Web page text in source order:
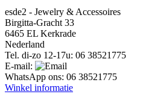
esde2 - Jewelry & Accessoires
Birgitta-Gracht 33
6465 EL Kerkrade
Nederland
Tel. di-zo 12-17u: 06 38521775
E-mail:
WhatsApp ons: 06 38521775
Winkel informatie